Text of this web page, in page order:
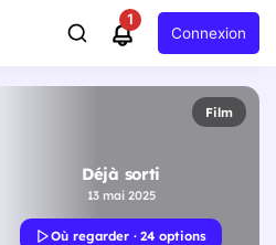
1
Connexion
Film
Déjà sorti
13 mai 2025
Où regarder · 24 options